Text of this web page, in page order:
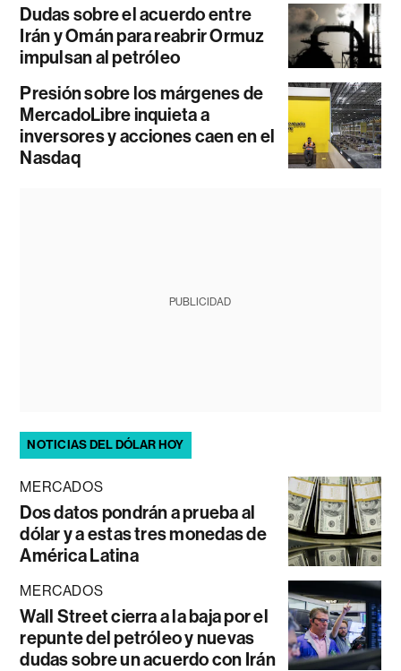
Dudas sobre el acuerdo entre
Irán y Omán para reabrir Ormuz
impulsan al petróleo
Presión sobre los márgenes de
MercadoLibre inquieta a
inversores y acciones caen en el
Nasdaq
PUBLICIDAD
NOTICIAS DEL DÓLAR HOY
MERCADOS
Dos datos pondrán a prueba al
dólar y a estas tres monedas de
América Latina
MERCADOS
Wall Street cierra a la baja por el
repunte del petróleo y nuevas
dudas sobre un acuerdo con Irán